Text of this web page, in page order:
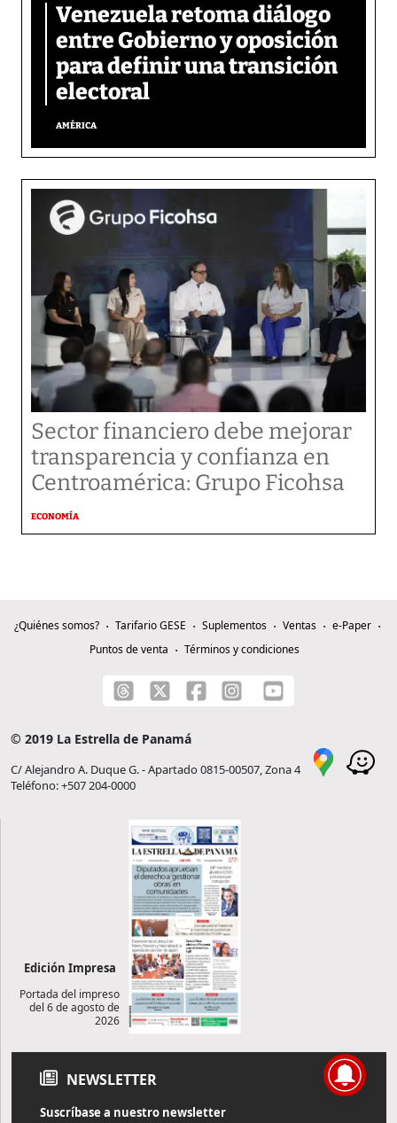
Venezuela retoma diálogo
entre Gobierno y oposición
para definir una transición
electoral
AMÉRICA
Sector financiero debe mejorar
transparencia y confianza en
Centroamérica: Grupo Ficohsa
ECONOMÍA
¿Quiénes somos? Tarifario GESE Suplementos Ventas
e-Paper
Puntos de venta
Términos y condiciones
© 2019 La Estrella de Panamá
C/ Alejandro A. Duque G. - Apartado 0815-00507, Zona 4
Teléfono: +507 204-0000
Edición Impresa
Portada del impreso
del 6 de agosto de
2026
NEWSLETTER
Suscríbase a nuestro newsletter